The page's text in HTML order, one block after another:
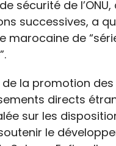
sécurité de
successives, a
marocaine de
de la promotion des
directs
sur les
le